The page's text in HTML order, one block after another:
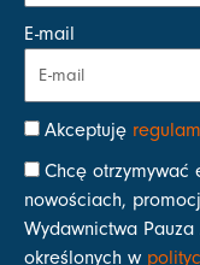
E-mail
Akceptuję
Chcę otrzymywać
nowościach,
Wydawnictwa
określonych w